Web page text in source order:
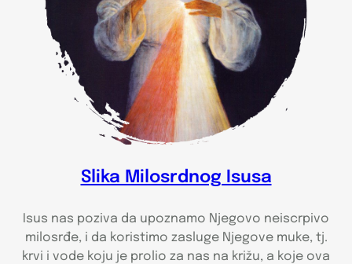
Slika Milosrdnog Isusa
Isus nas poziva da upoznamo Njegovo neiscrpivo
milosrđe, i da koristimo zasluge Njegove muke, tj.
krvi i vode koju je prolio za nas na križu, a koje ova